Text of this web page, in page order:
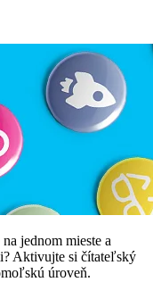
jednom mieste a
Aktivujte si čítateľský
úroveň.